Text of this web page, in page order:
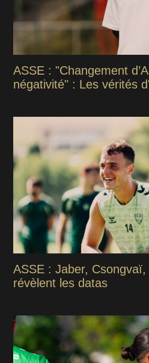
ASSE : "Changement
négativité" : Les vérités
ASSE : Jaber,
révèlent les datas